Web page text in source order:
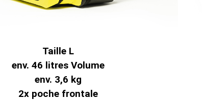
Taille L
env. 46 litres Volume
env. 3,6 kg
2x poche frontale